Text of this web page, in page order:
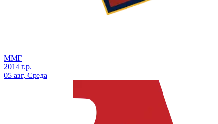
ММГ
2014 г.р.
05 авг, Среда